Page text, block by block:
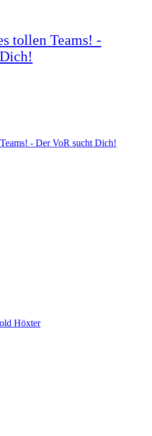
tollen Teams! -
- Der VoR sucht Dich!